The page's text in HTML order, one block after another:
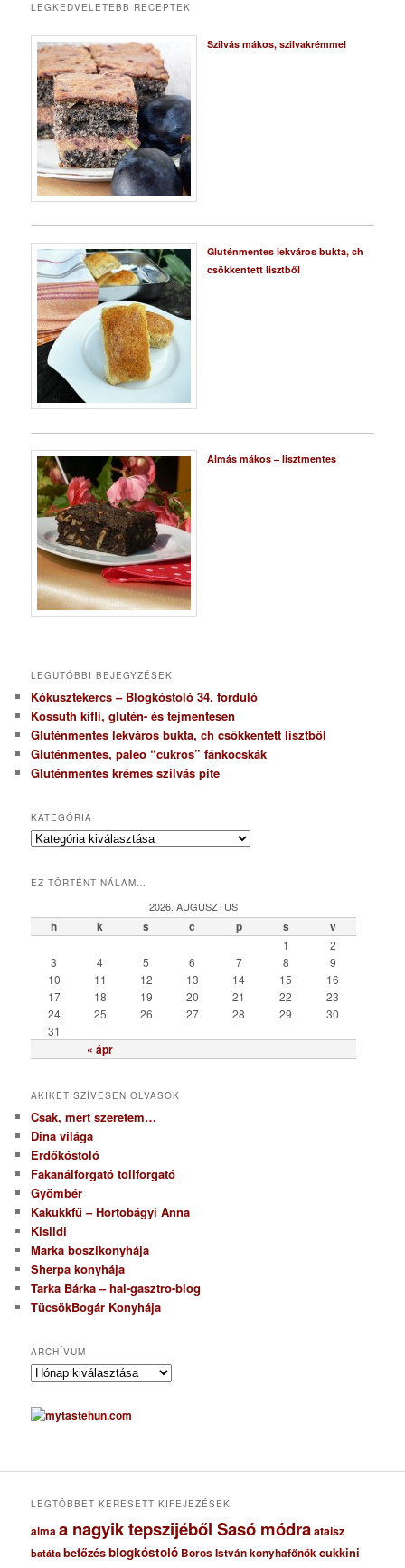
LEGKEDVELETEBB RECEPTEK
Szilvás mákos, szilvakrémmel
Gluténmentes lekváros bukta, ch
csökkentett lisztből
Almás mákos – lisztmentes
LEGUTÓBBI BEJEGYZÉSEK
Kókusztekercs – Blogkóstoló 34. forduló
Kossuth kifli, glutén- és tejmentesen
Gluténmentes lekváros bukta, ch csökkentett lisztből
Gluténmentes, paleo “cukros” fánkocskák
Gluténmentes krémes szilvás pite
KATEGÓRIA
K
e
r
EZ TÖRTÉNT NÁLAM…
2026. AUGUSZTUS
h k s c p s v
« ápr
1
2
3
4 5 6 7 8
9
10
11 12 13 14 15
16
17
18 19 20 21 22
23
24
25 26 27 28 29
30
31
AKIKET SZÍVESEN OLVASOK
Csak, mert szeretem…
Dina világa
Erdőkóstoló
Fakanálforgató tollforgató
Gyömbér
Kakukkfű – Hortobágyi Anna
Kisildi
Marka boszikonyhája
Sherpa konyhája
Tarka Bárka – hal-gasztro-blog
TücsökBogár Konyhája
ARCHÍVUM
A
c
h
u
LEGTÖBBET KERESETT KIFEJEZÉSEK
almaa nagyik tepszijéből Sasó módraataisz
batáta befőzésblogkóstoló Boros István konyhafőnökcukkini